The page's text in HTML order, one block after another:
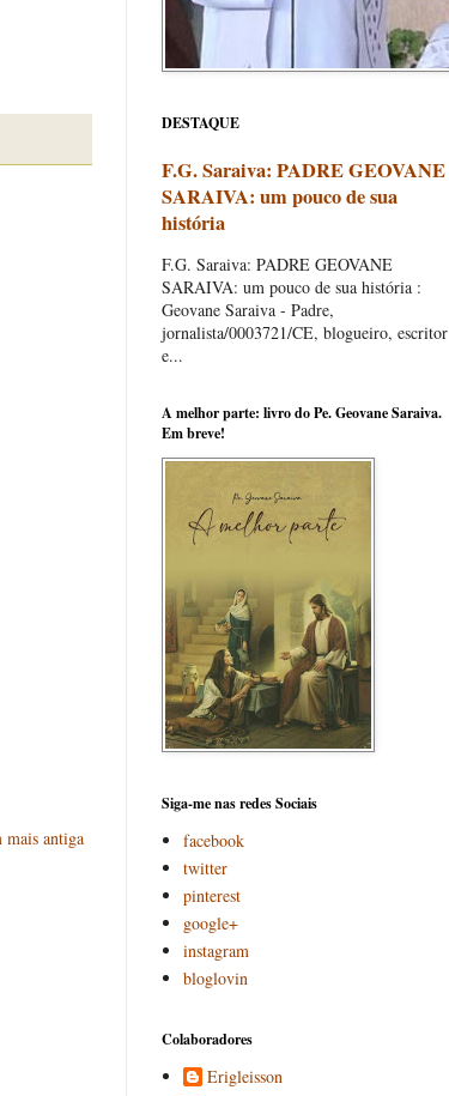
mais antiga
DESTAQUE
F.G. Saraiva: PADRE GEOVANE
SARAIVA: um pouco de sua
história
F.G. Saraiva: PADRE GEOVANE
SARAIVA: um pouco de sua história :
Geovane Saraiva - Padre,
jornalista/0003721/CE, blogueiro, escritor
e...
A melhor parte: livro do Pe. Geovane Saraiva.
Em breve!
Siga-me nas redes Sociais
facebook
twitter
pinterest
google+
instagram
bloglovin
Colaboradores
Erigleisson